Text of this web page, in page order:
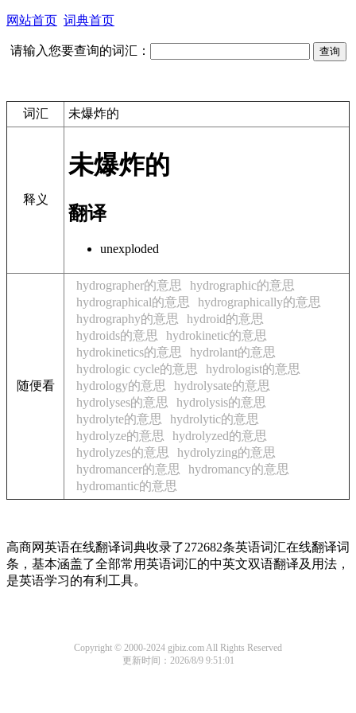
网站首页 词典首页
请输入您要查询的词汇：
词汇 未爆炸的
释义
未爆炸的
翻译
unexploded
随便看
hydrographer的意思
hydrographic的意思
hydrographical的意思
hydrographically的意思
hydrography的意思
hydroid的意思
hydroids的意思
hydrokinetic的意思
hydrokinetics的意思
hydrolant的意思
hydrologic cycle的意思
hydrologist的意思
hydrology的意思
hydrolysate的意思
hydrolyses的意思
hydrolysis的意思
hydrolyte的意思
hydrolytic的意思
hydrolyze的意思
hydrolyzed的意思
hydrolyzes的意思
hydrolyzing的意思
hydromancer的意思
hydromancy的意思
hydromantic的意思
高商网英语在线翻译词典收录了272682条英语词汇在线翻译词
条，基本涵盖了全部常用英语词汇的中英文双语翻译及用法，
是英语学习的有利工具。
Copyright © 2000-2024 gjbiz.com All Rights Reserved
更新时间：2026/8/9 9:51:01